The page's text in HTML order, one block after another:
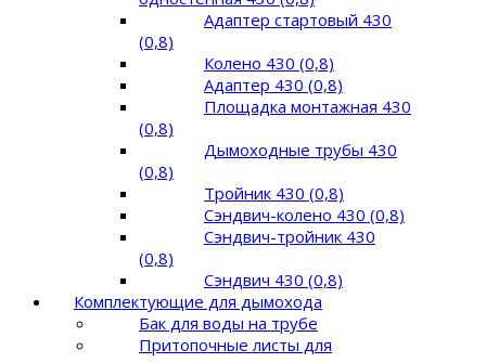
Адаптер стартовый 430
(0,8)
Колено 430 (0,8)
Адаптер 430 (0,8)
Площадка монтажная 430
(0,8)
Дымоходные трубы 430
(0,8)
Тройник 430 (0,8)
Сэндвич-колено 430 (0,8)
Сэндвич-тройник 430
(0,8)
Сэндвич 430 (0,8)
Комплектующие для дымохода
Бак для воды на трубе
Притопочные листы для